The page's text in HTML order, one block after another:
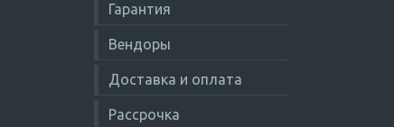
Гарантия
Вендоры
Доставка и оплата
Рассрочка